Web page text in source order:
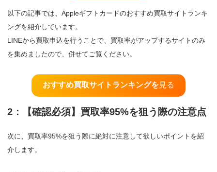
以下の記事では、Appleギフトカードのおすすめ買取サイトランキ
ングを紹介しています。
LINEから買取申込を行うことで、買取率がアップするサイトのみ
を集めましたので、併せてご覧ください。
おすすめ買取サイトランキングを見る
2：【確認必須】買取率95%を狙う際の注意点
次に、買取率95%を狙う際に絶対に注意して欲しいポイントを紹
介します。